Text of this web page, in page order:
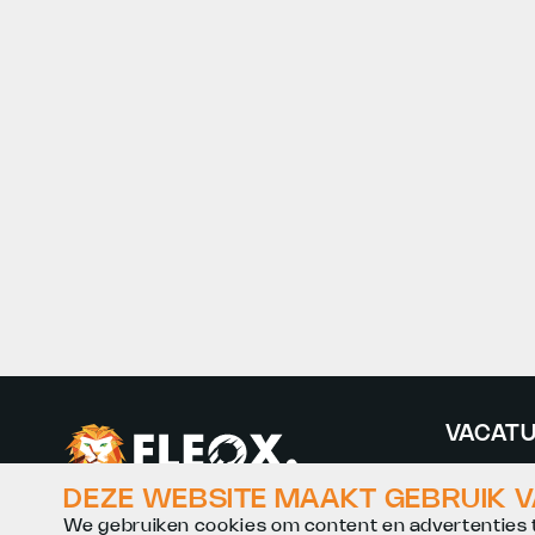
DEZE WEBSITE MAAKT GEBRUIK
We gebruiken cookies om content en